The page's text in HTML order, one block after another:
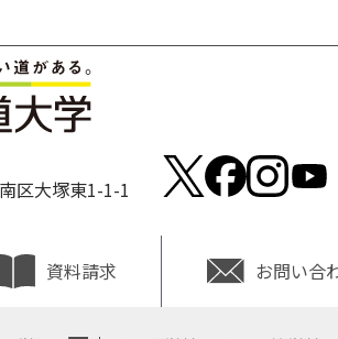
区大塚東1-1-1
資料請求 お問い合